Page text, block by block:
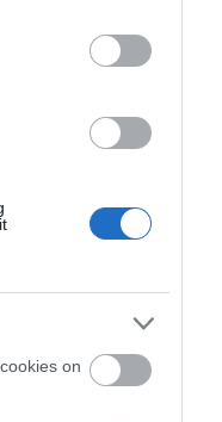
on
Országos hírek
EGYETEM
Országos hírek
A lakosságra
Folytatódik a
ázsiai
szaporodási